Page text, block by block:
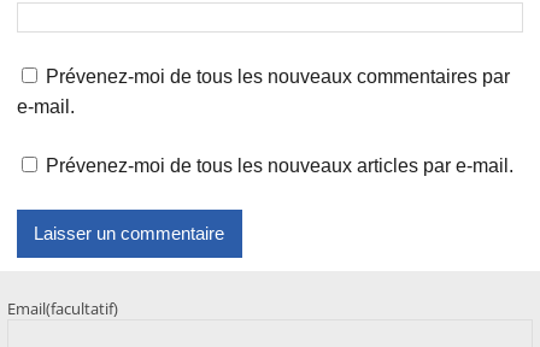
Prévenez-moi de tous les nouveaux commentaires par
e-mail.
Prévenez-moi de tous les nouveaux articles par e-mail.
Email(facultatif)